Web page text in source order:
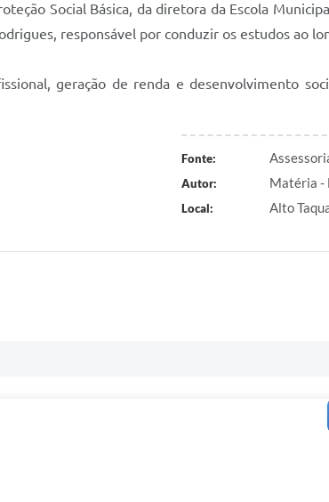
Social Básica, da diretora da Escola
responsável por conduzir os estudos ao
geração de renda e desenvolvimento
Fonte:
Autor: Matéria -
Local: Alto